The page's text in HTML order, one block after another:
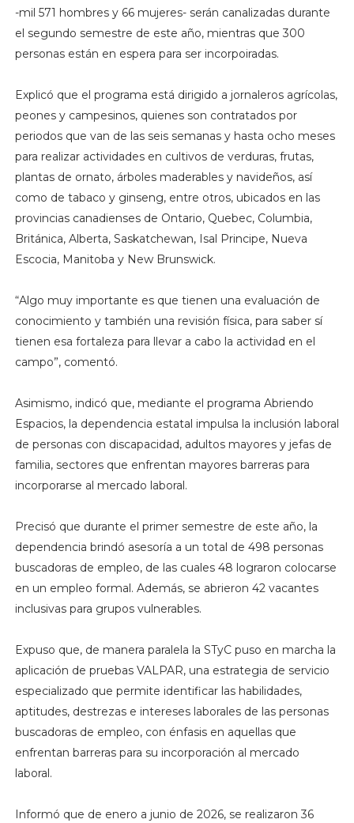
-mil 571 hombres y 66 mujeres- serán canalizadas durante
el segundo semestre de este año, mientras que 300
personas están en espera para ser incorpoiradas.
Explicó que el programa está dirigido a jornaleros agrícolas,
peones y campesinos, quienes son contratados por
periodos que van de las seis semanas y hasta ocho meses
para realizar actividades en cultivos de verduras, frutas,
plantas de ornato, árboles maderables y navideños, así
como de tabaco y ginseng, entre otros, ubicados en las
provincias canadienses de Ontario, Quebec, Columbia,
Británica, Alberta, Saskatchewan, Isal Principe, Nueva
Escocia, Manitoba y New Brunswick.
“Algo muy importante es que tienen una evaluación de
conocimiento y también una revisión física, para saber sí
tienen esa fortaleza para llevar a cabo la actividad en el
campo”, comentó.
Asimismo, indicó que, mediante el programa Abriendo
Espacios, la dependencia estatal impulsa la inclusión laboral
de personas con discapacidad, adultos mayores y jefas de
familia, sectores que enfrentan mayores barreras para
incorporarse al mercado laboral.
Precisó que durante el primer semestre de este año, la
dependencia brindó asesoría a un total de 498 personas
buscadoras de empleo, de las cuales 48 lograron colocarse
en un empleo formal. Además, se abrieron 42 vacantes
inclusivas para grupos vulnerables.
Expuso que, de manera paralela la STyC puso en marcha la
aplicación de pruebas VALPAR, una estrategia de servicio
especializado que permite identificar las habilidades,
aptitudes, destrezas e intereses laborales de las personas
buscadoras de empleo, con énfasis en aquellas que
enfrentan barreras para su incorporación al mercado
laboral.
Informó que de enero a junio de 2026, se realizaron 36